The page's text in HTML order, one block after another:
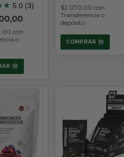
★ 5.0 (3)
con
o
$2.070,00 con
Transferencia o
depósito
COMPRAR